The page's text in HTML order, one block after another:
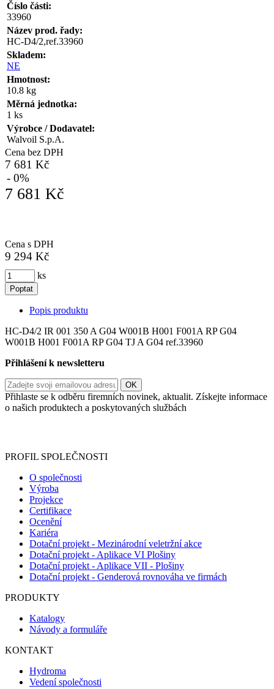
Číslo části:
33960
Název prod. řady:
HC-D4/2,ref.33960
Skladem:
NE
Hmotnost:
10.8 kg
Měrná jednotka:
1 ks
Výrobce / Dodavatel:
Walvoil S.p.A.
Cena bez DPH
7 681 Kč
- 0%
7 681 Kč
Cena s DPH
9 294 Kč
ks
Poptat
Popis produktu
HC-D4/2 IR 001 350 A G04 W001B H001 F001A RP G04
W001B H001 F001A RP G04 TJ A G04 ref.33960
Přihlášení k newsletteru
Přihlaste se k odběru firemních novinek, aktualit. Získejte informace
o našich produktech a poskytovaných službách
PROFIL SPOLEČNOSTI
O společnosti
Výroba
Projekce
Certifikace
Ocenění
Kariéra
Dotační projekt - Mezinárodní veletržní akce
Dotační projekt - Aplikace VI Plošiny
Dotační projekt - Aplikace VII - Plošiny
Dotační projekt - Genderová rovnováha ve firmách
PRODUKTY
Katalogy
Návody a formuláře
KONTAKT
Hydroma
Vedení společnosti